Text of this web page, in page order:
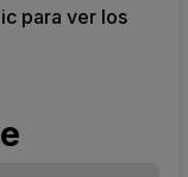
para ver los